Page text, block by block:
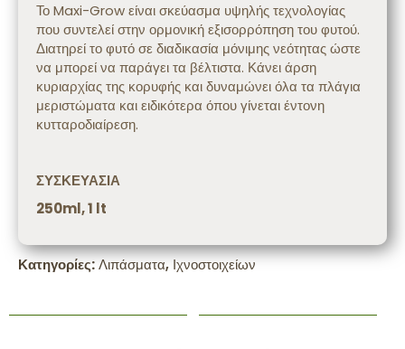
Το Maxi-Growείναι σκεύασμα υψηλής τεχνολογίας
που συντελεί στην ορμονική εξισορρόπηση του φυτού.
Διατηρεί το φυτό σε διαδικασία μόνιμης νεότητας ώστε
να μπορεί να παράγει τα βέλτιστα. Κάνει άρση
κυριαρχίας της κορυφής και δυναμώνει όλα τα πλάγια
μεριστώματα και ειδικότερα όπου γίνεται έντονη
κυτταροδιαίρεση.
ΣΥΣΚΕΥΑΣΙΑ
250ml, 1 lt
Κατηγορίες:Λιπάσματα, Ιχνοστοιχείων